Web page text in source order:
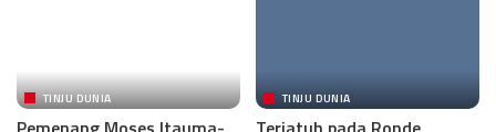
TINJU DUNIA TINJU DUNIA